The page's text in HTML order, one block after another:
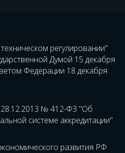
регулировании"
Думой 15 декабря
Федерации 18 декабря
№ 412-ФЗ "Об
системе аккредитации"
развития РФ